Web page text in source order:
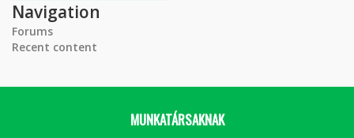
Navigation
Forums
Recent content
MUNKATÁRSAKNAK